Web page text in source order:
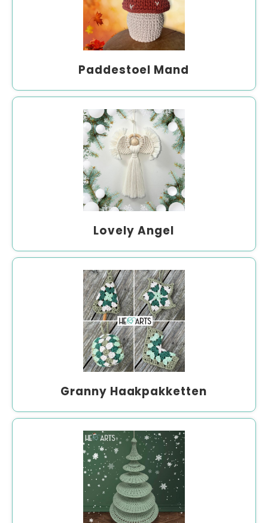
Paddestoel Mand
Lovely Angel
Granny Haakpakketten